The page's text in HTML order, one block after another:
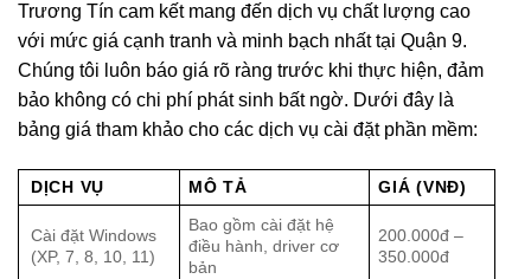
Trương Tín cam kết mang đến dịch vụ chất lượng cao
với mức giá cạnh tranh và minh bạch nhất tại Quận 9.
Chúng tôi luôn báo giá rõ ràng trước khi thực hiện, đảm
bảo không có chi phí phát sinh bất ngờ. Dưới đây là
bảng giá tham khảo cho các dịch vụ cài đặt phần mềm:
DỊCH VỤ MÔ TẢ GIÁ (VNĐ)
Cài đặt Windows
(XP, 7, 8, 10, 11)
Bao gồm cài đặt hệ
điều hành, driver cơ
bản
200.000đ –
350.000đ